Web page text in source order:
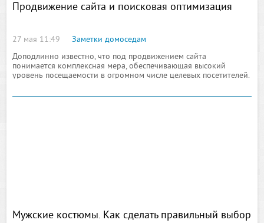
Продвижение сайта и поисковая оптимизация
27 мая 11:49
Заметки домоседам
Доподлинно известно, что под продвижением сайта
понимается комплексная мера, обеспечивающая высокий
уровень посещаемости в огромном числе целевых посетителей.
Мужские костюмы. Как сделать правильный выбор